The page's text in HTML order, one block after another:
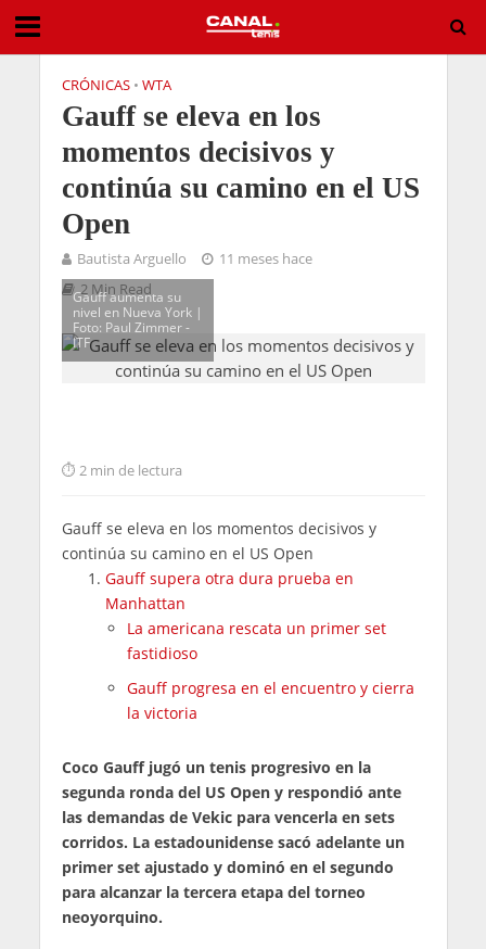
CRÓNICAS • WTA
Gauff se eleva en los
momentos decisivos y
continúa su camino en el US
Open
Bautista Arguello
11 meses hace
2 Min Read
Gauff aumenta su
nivel en Nueva York |
Foto: Paul Zimmer -
ITF
2 min de lectura
Gauff se eleva en los momentos decisivos y
continúa su camino en el US Open
Gauff supera otra dura prueba en
Manhattan
La americana rescata un primer set
fastidioso
Gauff progresa en el encuentro y cierra
la victoria
Coco Gauff jugó un tenis progresivo en la
segunda ronda del US Open y respondió ante
las demandas de Vekic para vencerla en sets
corridos. La estadounidense sacó adelante un
primer set ajustado y dominó en el segundo
para alcanzar la tercera etapa del torneo
neoyorquino.